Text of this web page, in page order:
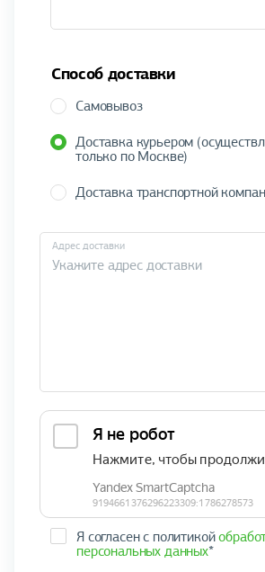
Способ доставки
Самовывоз
Доставка курьером
только по Москве)
Доставка транспортной
Адрес доставки
Я согласен с политикой
персональных данных*